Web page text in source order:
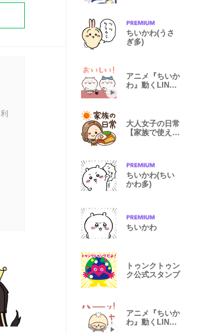
ちいかわ(うさ
ぎ多)
アニメ『ちいか
わ』動くLINE
大人女子の日常
【家族で使える
ちいかわ(ちい
かわ多)
ちいかわ
トゥンクトゥン
ク公式スタンプ
アニメ『ちいか
わ』動くLINE